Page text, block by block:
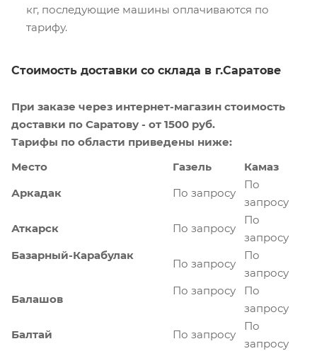
кг, последующие машины оплачиваются по
тарифу.
Стоимость доставки со склада в г.Саратове
При заказе через интернет-магазин стоимость
доставки по Саратову - от 1500 руб.
Тарифы по области приведены ниже:
Место
Газель
Камаз
Аркадак
По запросу
По
запросу
Аткарск
По запросу
По
запросу
Базарный-Карабулак
По запросу
По
запросу
Балашов
По запросу
По
запросу
Балтай
По запросу
По
запросу